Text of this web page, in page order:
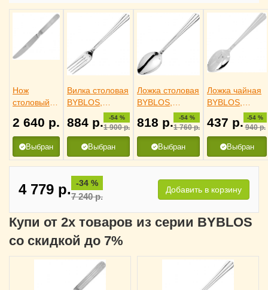
Нож
столовый
Eternum
3111310
2 640 р.
Выбран
Вилка столовая
BYBLOS,
3111210
884 р. -54 %
1 900р.
Выбран
Ложка столовая
BYBLOS,
3111017
818 р. -54 %
1 760р.
Выбран
Ложка чайная
BYBLOS,
3110495
437 р. -54 %
940р.
Выбран
4 779 р. -34 %
7 240р.
Добавить в корзину
Купи от 2х товаров из серии BYBLOS
со скидкой до 7%